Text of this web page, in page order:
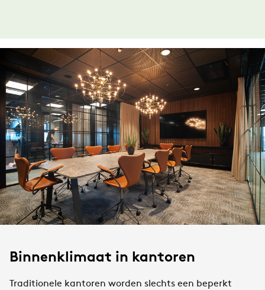
Binnenklimaat in kantoren​
Traditionele kantoren worden slechts een beperkt